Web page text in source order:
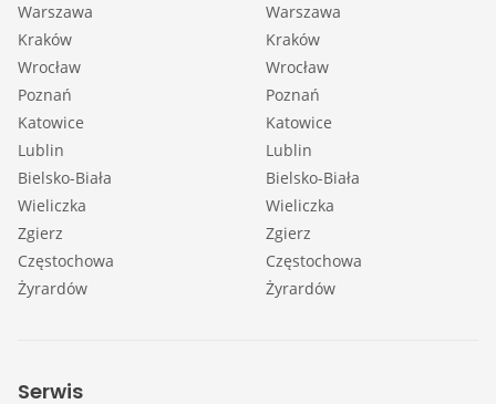
Warszawa
Kraków
Wrocław
Poznań
Katowice
Lublin
Bielsko-Biała
Wieliczka
Zgierz
Częstochowa
Żyrardów
Warszawa
Kraków
Wrocław
Poznań
Katowice
Lublin
Bielsko-Biała
Wieliczka
Zgierz
Częstochowa
Żyrardów
Serwis